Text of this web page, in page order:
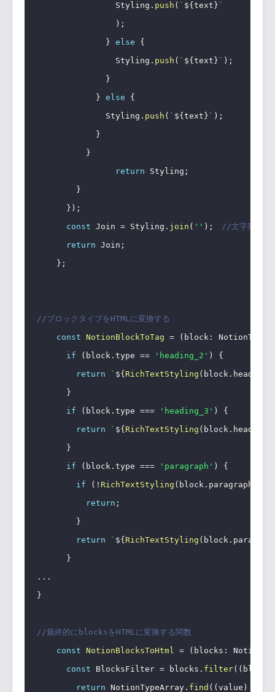
                Styling
. push ( ` ${ text } `
) ;
} else
{
                Styling
. push ( ` ${ text } ` ) ;
}
} else
{
              Styling
. push ( ` ${ text } ` ) ;
}
}
return Styling ;
}
} ) ;
const Join = Styling . join ( '' ) ;
//文字列とし
return Join ;
} ;
//ブロックタイプをHTMLに変換する
const NotionBlockToTag = ( block : NotionTypes
if
( block . type == 'heading_2' )
{
return
` ${ RichTextStyling ( block .
}
if
( block . type === 'heading_3' )
{
return
` ${ RichTextStyling ( block .
}
if
( block . type === 'paragraph' )
{
if
( ! RichTextStyling ( block . paragraph
return ;
}
return
` ${ RichTextStyling ( block .
}
...
}
//最終的にblocksをHTMLに変換する関数
const NotionBlocksToHtml = ( blocks :
const BlocksFilter = blocks . filter( ( block
return NotionTypeArray . find ( ( value )